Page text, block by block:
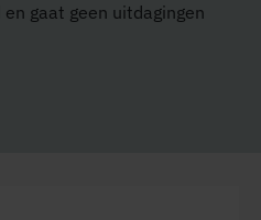
gaat geen uitdagingen